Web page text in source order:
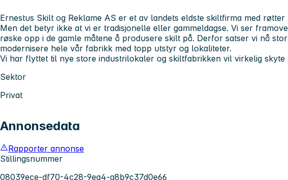
Ernestus Skilt og Reklame AS er et av landets eldste skiltfirma med røtter
Men det betyr ikke at vi er tradisjonelle eller gammeldagse. Vi ser
røske opp i de gamle måtene å produsere skilt på. Derfor satser vi nå
modernisere hele vår fabrikk med topp utstyr og lokaliteter.
Vi har flyttet til nye store industrilokaler og skiltfabrikken vil virkelig skyte
Sektor
Privat
Annonsedata
Rapporter annonse
Stillingsnummer
08039ece-df70-4c28-9ea4-a8b9c37d0e66